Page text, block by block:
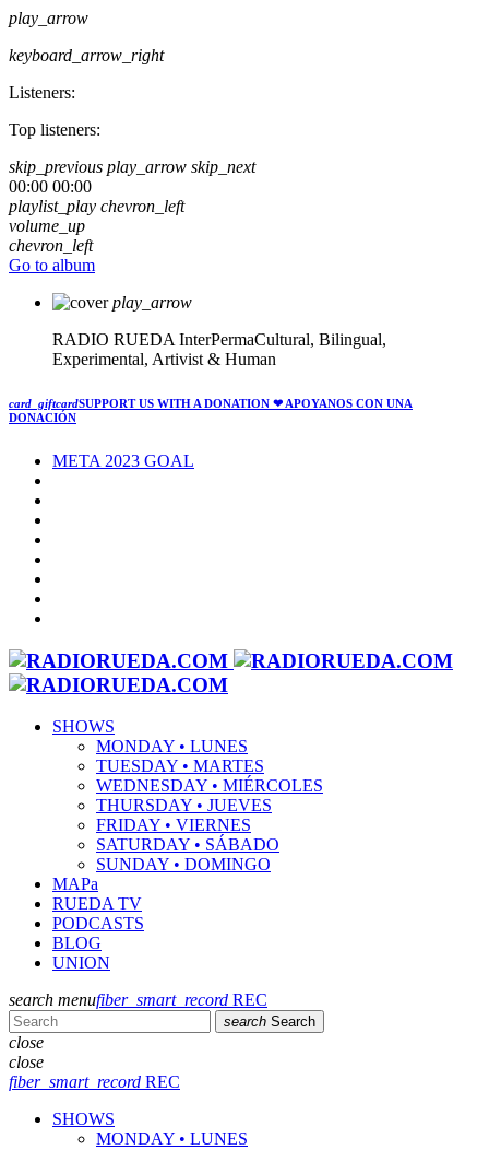
play_arrow
keyboard_arrow_right
Listeners:
Top listeners:
skip_previous play_arrow skip_next
00:00 00:00
playlist_play chevron_left
volume_up
chevron_left
Go to album
play_arrow
RADIO RUEDA InterPermaCultural, Bilingual,
Experimental, Artivist & Human
card_giftcardSUPPORT US WITH A DONATION ❤ APOYANOS CON UNA
DONACIÓN
META 2023 GOAL
SHOWS
MONDAY • LUNES
TUESDAY • MARTES
WEDNESDAY • MIÉRCOLES
THURSDAY • JUEVES
FRIDAY • VIERNES
SATURDAY • SÁBADO
SUNDAY • DOMINGO
MAPa
RUEDA TV
PODCASTS
BLOG
UNION
search menufiber_smart_record REC
search Search
close
close
fiber_smart_record REC
SHOWS
MONDAY • LUNES